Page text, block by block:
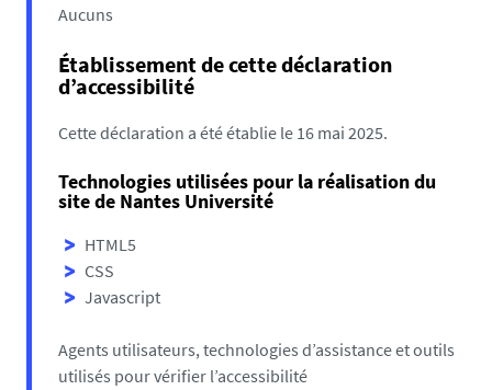
Aucuns
Établissement de cette déclaration
d’accessibilité
Cette déclaration a été établie le 16 mai 2025.
Technologies utilisées pour la réalisation du
site de Nantes Université
HTML5
CSS
Javascript
Agents utilisateurs, technologies d’assistance et outils
utilisés pour vérifier l’accessibilité